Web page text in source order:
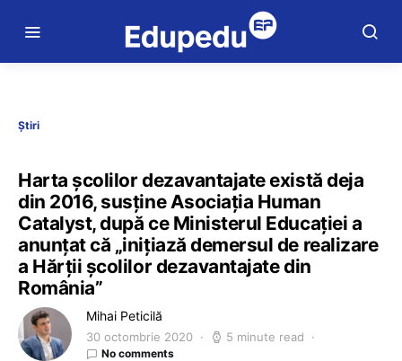
Știri
Harta școlilor dezavantajate există deja
din 2016, susține Asociația Human
Catalyst, după ce Ministerul Educației a
anunțat că „inițiază demersul de realizare
a Hărții școlilor dezavantajate din
România”
Mihai Peticilă
30 octombrie 2020 5 minute read
No comments